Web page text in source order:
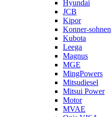
Hyundai
JCB
Kipor
Konner-sohnen
Kubota
Leega
Magnus
MGE
MingPowers
Mitsudiesel
Mitsui Power
Motor
MVAE